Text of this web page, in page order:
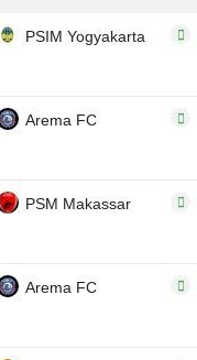
PSIM Yogyakarta
Arema FC
PSM Makassar
Arema FC